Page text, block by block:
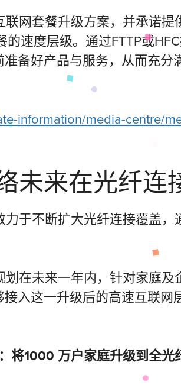
网套餐升级方案，并承诺
的速度层级。通过FTTP或
备好产品与服务，从而充
information/media-centre/
未来在光纤连
于不断扩大光纤连接覆盖
在未来一年内，针对家庭及
入这一升级后的高速互联
将1000 万户家庭升级到全光